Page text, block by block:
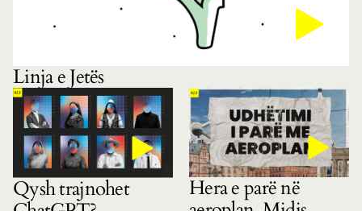
Linja e Jetës
Qysh trajnohet
Hera e parë në